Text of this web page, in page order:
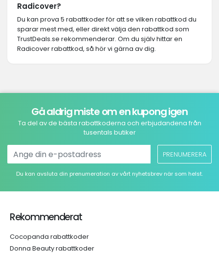
Radicover?
Du kan prova 5 rabattkoder för att se vilken rabattkod du
sparar mest med, eller direkt välja den rabattkod som
TrustDeals.se rekommenderar. Om du själv hittar en
Radicover rabattkod, så hör vi gärna av dig.
Gå aldrig miste om en kupong igen
Ta del av de bästa rabattkoderna och erbjudandena från
tusentals butiker
PRENUMERERA
Du kan avsluta din prenumeration av vårt nyhetsbrev när som helst.
Rekommenderat
Cocopanda rabattkoder
Donna Beauty rabattkoder